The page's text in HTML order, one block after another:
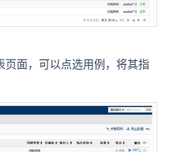
页面，可以点选用例，将其指